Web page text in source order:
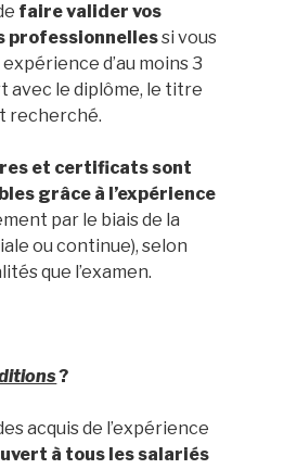
faire valider vos
professionnellessi vous
d’au moins 3
avec le diplôme, le titre
recherché.
et certificats sont
grâce à l’expérience
par le biais de la
ou continue), selon
que l’examen.
?
acquis de l’expérience
à tous les salariés